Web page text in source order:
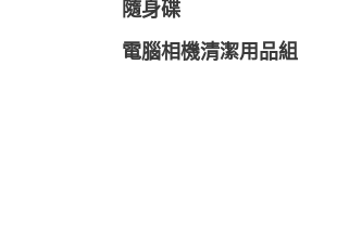
隨身碟
電腦相機清潔用品組